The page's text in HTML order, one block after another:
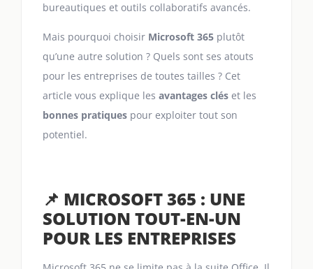
bureautiques et outils collaboratifs avancés.
Mais pourquoi choisir Microsoft 365 plutôt
qu’une autre solution ? Quels sont ses atouts
pour les entreprises de toutes tailles ? Cet
article vous explique les avantages clés et les
bonnes pratiques pour exploiter tout son
potentiel.
📌 MICROSOFT 365 : UNE
SOLUTION TOUT-EN-UN
POUR LES ENTREPRISES